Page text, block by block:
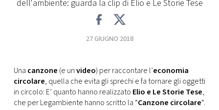
MONACO
dell'ambiente: guarda la clip di Elio e Le Storie Tese
27 GIUGNO 2018
Una canzone (e unvideo) per raccontare l’economia
circolare, quella che evita gli sprechi e fa tornare gli oggetti
in circolo: E’ quanto hanno realizzato Elio e Le Storie Tese,
che per Legambiente hanno scritto la “Canzone circolare“.